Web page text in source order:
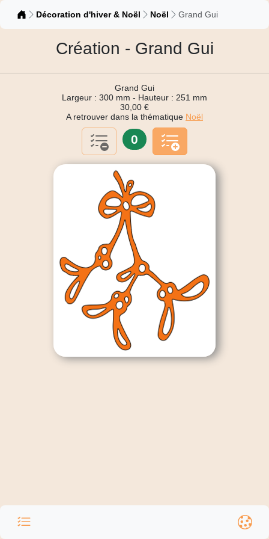
Catalogue
Décoration d'hiver & Noël Noël Grand Gui
Création - Grand Gui
Grand Gui
Largeur : 300 mm - Hauteur : 251 mm
30,00 €
A retrouver dans la thématique Noël
0